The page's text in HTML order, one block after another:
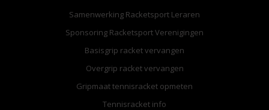
Samenwerking Racketsport Leraren
Sponsoring Racketsport Verenigingen
Basisgrip racket vervangen
Overgrip racket vervangen
Gripmaat tennisracket opmeten
Tennisracket info